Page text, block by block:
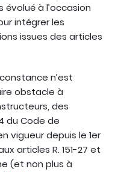
évolué à l’occasion
intégrer les
issues des articles
n’est
obstacle à
des
du Code de
vigueur depuis le 1er
articles R. 151-27 et
(et non plus à